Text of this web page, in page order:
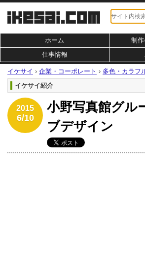
ホーム
制
仕事情報
イケサイ › 企業・コーポレート › 多色・カラフ
イケサイ紹介
2015
6/10
小野写真館グル
ブデザイン